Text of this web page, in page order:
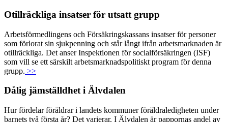
Otillräckliga insatser för utsatt grupp
Arbetsförmedlingens och Försäkringskassans insatser för personer
som förlorat sin sjukpenning och står långt ifrån arbetsmarknaden är
otillräckliga. Det anser Inspektionen för socialförsäkringen (ISF)
som vill se ett särskilt arbetsmarknadspolitiskt program för denna
grupp. >>
Dålig jämställdhet i Älvdalen
Hur fördelar föräldrar i landets kommuner föräldraledigheten under
barnets två första år? Det varierar. I Älvdalen är pappornas andel av